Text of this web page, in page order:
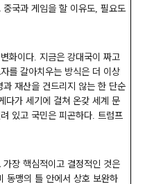
국과 게임을 할 이유도, 필요도
화이다. 지금은 강대국이 짜고
를 갈아치우는 방식은 더 이상
재산을 건드리지 않는 한 단순
다가 세기에 걸쳐 온갖 세계 문
있고 국민은 피곤하다. 트럼프
장 핵심적이고 결정적인 것은
동맹의 틀 안에서 상호 보완하